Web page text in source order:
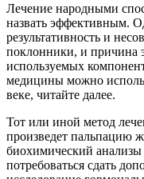
Лечение народными
назвать эффективным.
результативность и
поклонники, и причина
используемых
медицины можно
веке, читайте далее.
Тот или иной метод
произведет пальпацию
биохимический
потребоваться сдать